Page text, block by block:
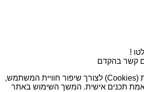
!
קשר בהקדם
האתר משתמש בעוגיות (Cookies) לצורך שיפור חוויית המשתמש,
תכנים אישית. המשך השימוש באתר